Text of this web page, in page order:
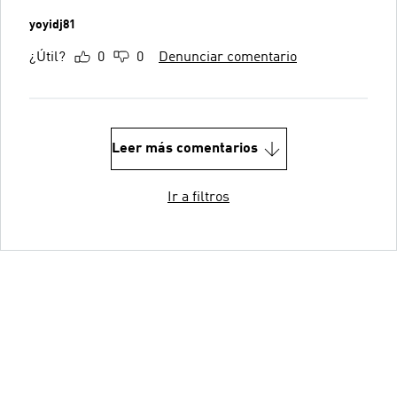
yoyidj81
¿Útil? 0 0 Denunciar comentario
Leer más comentarios
Ir a filtros